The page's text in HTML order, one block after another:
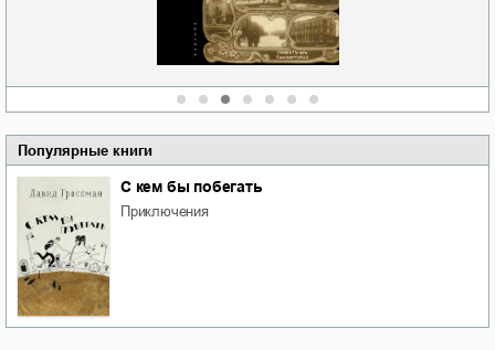
Сергей Николаевич
Сидоренко
Популярные книги
С кем бы побегать
приключения